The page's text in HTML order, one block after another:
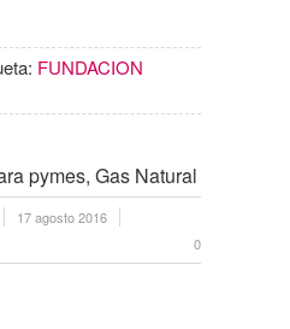
FUNDACION
pymes, Gas Natural
17 agosto 2016
0